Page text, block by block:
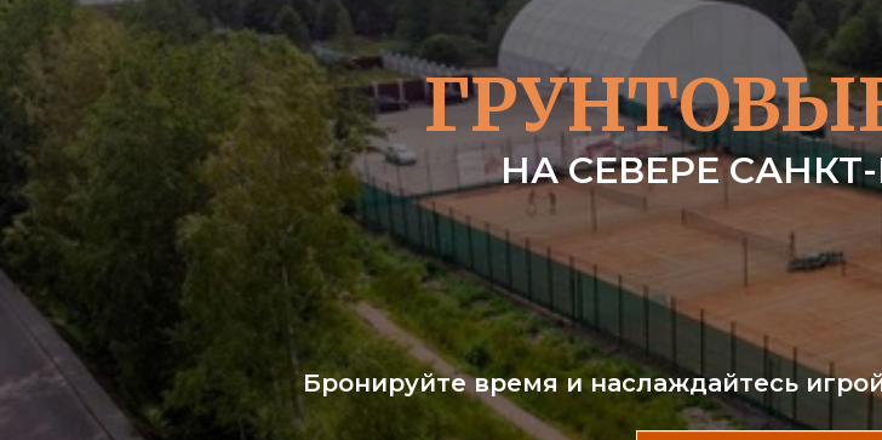
НА СЕВЕРЕ
Бронируйте время и наслаждайтесь